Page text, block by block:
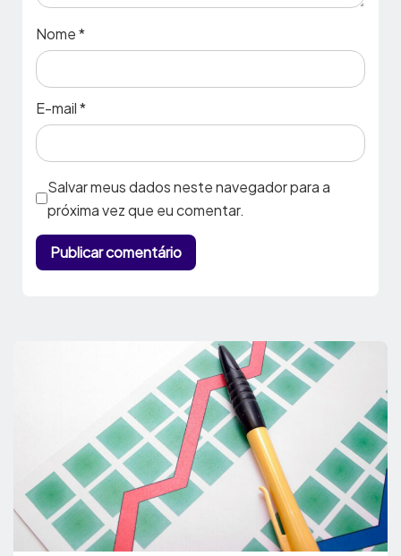
Nome*
E-mail*
Salvar meus dados neste navegador para a
próxima vez que eu comentar.